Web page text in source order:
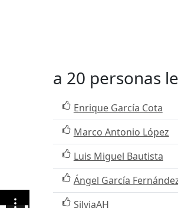
a 20 personas
Enrique García Cota
Marco Antonio López
Luis Miguel Bautista
Ángel García
SilviaAH